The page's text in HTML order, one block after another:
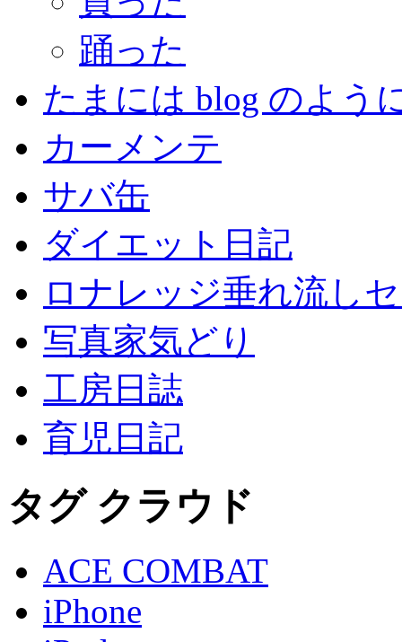
踊った
たまには blog のよう
カーメンテ
サバ缶
ダイエット日記
ロナレッジ垂れ流し
写真家気どり
工房日誌
育児日記
タグ クラウド
ACE COMBAT
iPhone